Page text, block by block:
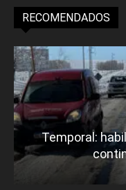
RECOMENDADOS
Temporal: